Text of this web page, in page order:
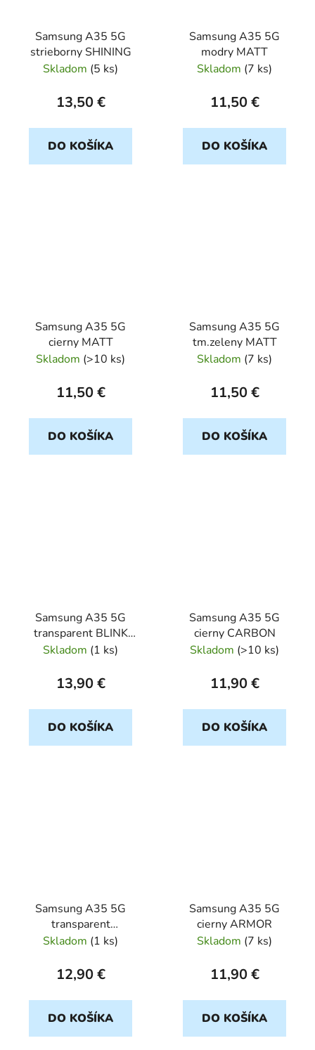
Samsung A35 5G
strieborny SHINING
Skladom (5 ks)
13,50 €
DO KOŠÍKA
Samsung A35 5G
modry MATT
Skladom (7 ks)
11,50 €
DO KOŠÍKA
Samsung A35 5G
cierny MATT
Skladom (>10 ks)
11,50 €
DO KOŠÍKA
Samsung A35 5G
tm.zeleny MATT
Skladom (7 ks)
11,50 €
DO KOŠÍKA
Samsung A35 5G
transparent BLINK
CLEAR 2mm
Skladom (1 ks)
13,90 €
DO KOŠÍKA
Samsung A35 5G
cierny CARBON
Skladom (>10 ks)
11,90 €
DO KOŠÍKA
Samsung A35 5G
transparent
ULTRASLIM
Skladom (1 ks)
12,90 €
DO KOŠÍKA
Samsung A35 5G
cierny ARMOR
Skladom (7 ks)
11,90 €
DO KOŠÍKA